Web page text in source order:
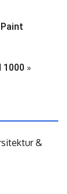
1000 »
&